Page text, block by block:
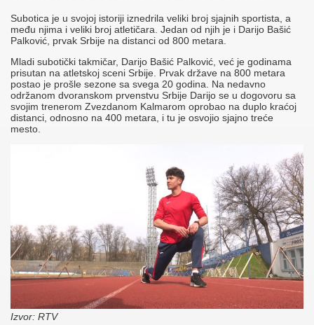
Subotica je u svojoj istoriji iznedrila veliki broj sjajnih sportista, a
među njima i veliki broj atletičara. Jedan od njih je i Darijo Bašić
Palković, prvak Srbije na distanci od 800 metara.
Mladi subotički takmičar, Darijo Bašić Palković, već je godinama
prisutan na atletskoj sceni Srbije. Prvak države na 800 metara
postao je prošle sezone sa svega 20 godina. Na nedavno
održanom dvoranskom prvenstvu Srbije Darijo se u dogovoru sa
svojim trenerom Zvezdanom Kalmarom oprobao na duplo kraćoj
distanci, odnosno na 400 metara, i tu je osvojio sjajno treće
mesto.
Izvor: RTV